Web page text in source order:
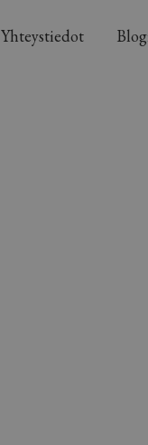
Yhteystiedot